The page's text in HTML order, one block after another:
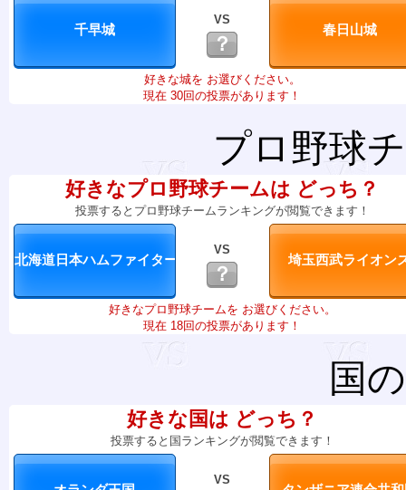
VS
？
好きな城を お選びください。
現在 30回の投票があります！
プロ野球
好きなプロ野球チームは どっち？
投票するとプロ野球チームランキングが閲覧できます！
VS
？
好きなプロ野球チームを お選びください。
現在 18回の投票があります！
国
好きな国は どっち？
投票すると国ランキングが閲覧できます！
VS